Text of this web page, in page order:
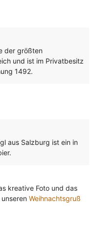
der größten
und ist im Privatbesitz
1492.
aus Salzburg ist ein in
kreative Foto und das
Weihnachtsgruß